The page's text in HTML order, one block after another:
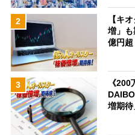
2
【キ
増」
億円
3
《
増期